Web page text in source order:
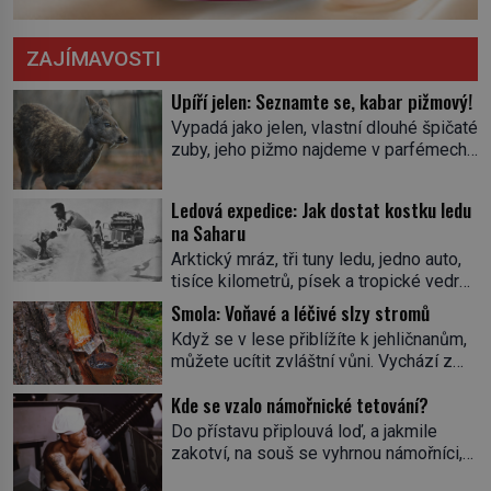
ZAJÍMAVOSTI
Upíří jelen: Seznamte se, kabar pižmový!
Vypadá jako jelen, vlastní dlouhé špičaté
zuby, jeho pižmo najdeme v parfémech
jediného zástupce zvířecí říše – kabara
pižmového. V Evropě ho jako první
popíše švédský botanik Carl Linné
(1707–1778), jenže v Asii o něm ví už
celá staletí. Zvíře připomíná jelena,
v kohoutku dosahuje […]
Ledová expedice: Jak dostat kostku ledu
na Saharu
Arktický mráz, tři tuny ledu, jedno auto,
tisíce kilometrů, písek a tropické vedro.
To je ve zkratce zdánlivě nesplnitelná
výzva, která se promění v úžasné
dobrodružství a důkaz, že nic není
nemožné. Vše začíná na podzim 1958
neobvyklou výzvou. Tomu, kdo dokáže
dopravit ze severního polárního kruhu
na […]
Smola: Voňavé a léčivé slzy stromů
Když se v lese přiblížíte k jehličnanům,
můžete ucítit zvláštní vůni. Vychází z
poraněného kmene. Kdysi lidé věřili, že
právě v ní je síla stromu. Smola také
patří k nejstarším surovinám, s nimiž
Kde se vzalo námořnické tetování?
Do přístavu připlouvá loď, a jakmile
zakotví, na souš se vyhrnou námořníci,